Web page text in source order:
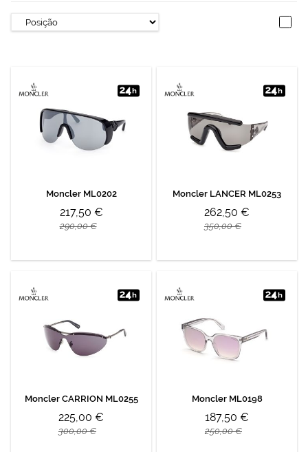
Moncler ML0202
217,50 €
290,00 €
Moncler LANCER ML0253
262,50 €
350,00 €
Moncler CARRION ML0255
225,00 €
300,00 €
Moncler ML0198
187,50 €
250,00 €